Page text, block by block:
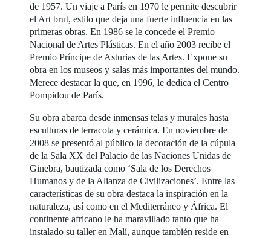
de 1957. Un viaje a París en 1970 le permite descubrir
el Art brut, estilo que deja una fuerte influencia en las
primeras obras. En 1986 se le concede el Premio
Nacional de Artes Plásticas. En el año 2003 recibe el
Premio Príncipe de Asturias de las Artes. Expone su
obra en los museos y salas más importantes del mundo.
Merece destacar la que, en 1996, le dedica el Centro
Pompidou de París.
Su obra abarca desde inmensas telas y murales hasta
esculturas de terracota y cerámica. En noviembre de
2008 se presentó al público la decoración de la cúpula
de la Sala XX del Palacio de las Naciones Unidas de
Ginebra, bautizada como ‘Sala de los Derechos
Humanos y de la Alianza de Civilizaciones’. Entre las
características de su obra destaca la inspiración en la
naturaleza, así como en el Mediterráneo y África. El
continente africano le ha maravillado tanto que ha
instalado su taller en Malí, aunque también reside en